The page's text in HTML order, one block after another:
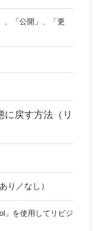
、「公開」、「更
に戻す方法（リ
り／なし）
」を使用してリビジ